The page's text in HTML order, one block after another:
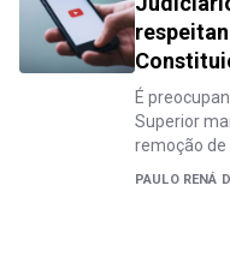
É
Superior
remoção
PAULO RENÁ